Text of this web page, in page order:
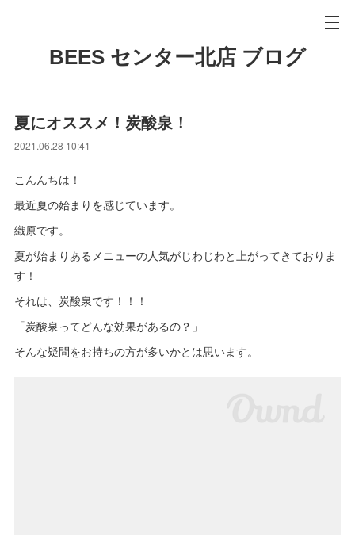
BEES センター北店 ブログ
夏にオススメ！炭酸泉！
2021.06.28 10:41
こんんちは！
最近夏の始まりを感じています。
織原です。
夏が始まりあるメニューの人気がじわじわと上がってきておりま
す！
それは、炭酸泉です！！！
「炭酸泉ってどんな効果があるの？」
そんな疑問をお持ちの方が多いかとは思います。